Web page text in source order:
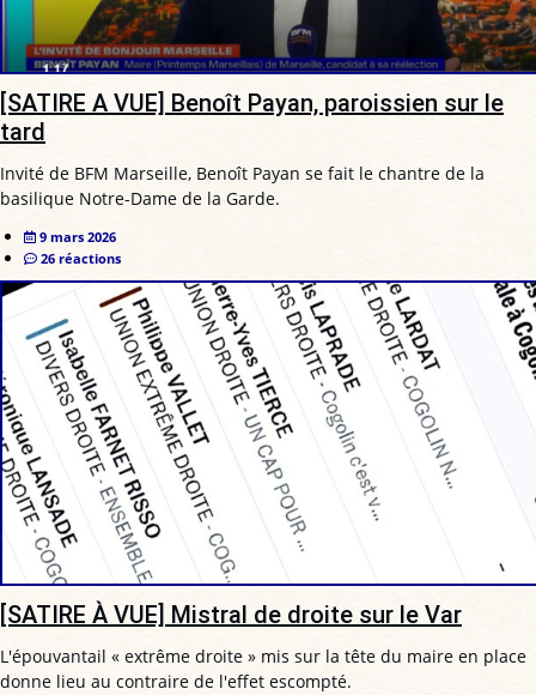
[SATIRE A VUE] Benoît Payan, paroissien sur le
tard
Invité de BFM Marseille, Benoît Payan se fait le chantre de la
basilique Notre-Dame de la Garde.
9 mars 2026
26 réactions
[SATIRE À VUE] Mistral de droite sur le Var
L'épouvantail « extrême droite » mis sur la tête du maire en place
donne lieu au contraire de l'effet escompté.